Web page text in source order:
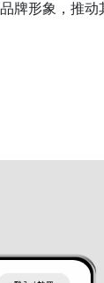
牌形象，推动